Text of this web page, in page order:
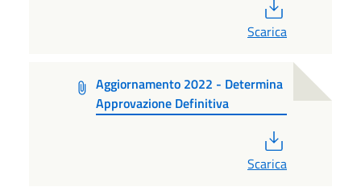
Scarica
Aggiornamento 2022 - Determina
Approvazione Definitiva
Scarica